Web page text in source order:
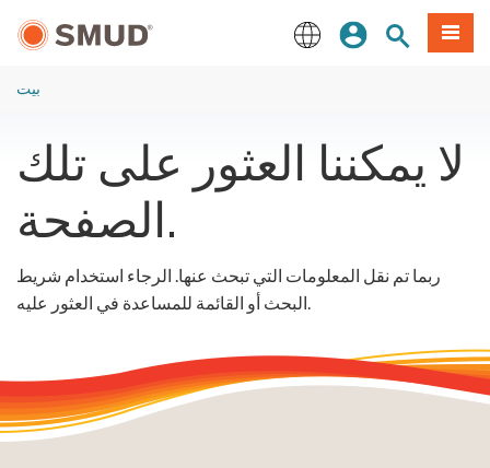
إلى
تسجيل الدخول
بحث الموقع
طعام
بيت
لا يمكننا العثور على تلك
الصفحة.
ربما تم نقل المعلومات التي تبحث عنها. الرجاء استخدام شريط
البحث أو القائمة للمساعدة في العثور عليه.